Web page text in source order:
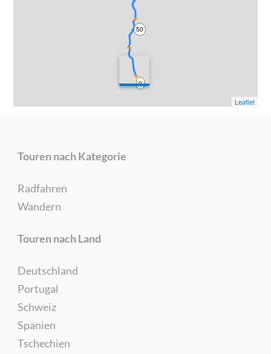
0
50
Leaflet
Touren nach Kategorie
Radfahren
Wandern
Touren nach Land
Deutschland
Portugal
Schweiz
Spanien
Tschechien